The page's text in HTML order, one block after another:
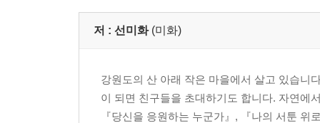
저 : 선미화 (미화)
강원도의 산 아래 작은 마을에서 살고 있습니
이 되면 친구들을 초대하기도 합니다. 자연에
『당신을 응원하는 누군가』, 『나의 서툰